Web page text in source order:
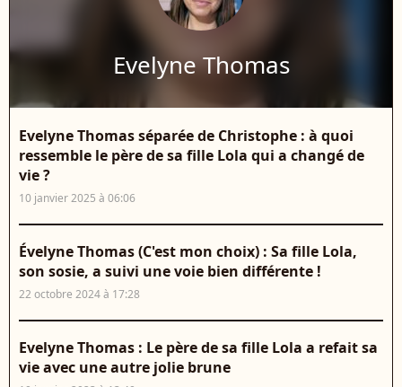
Evelyne Thomas
Evelyne Thomas séparée de Christophe : à quoi
ressemble le père de sa fille Lola qui a changé de
vie ?
10 janvier 2025 à 06:06
Évelyne Thomas (C'est mon choix) : Sa fille Lola,
son sosie, a suivi une voie bien différente !
22 octobre 2024 à 17:28
Evelyne Thomas : Le père de sa fille Lola a refait sa
vie avec une autre jolie brune